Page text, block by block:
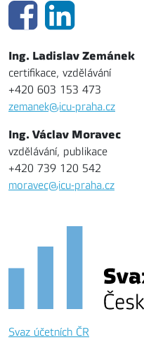
Ing. Ladislav Zemánek
certifikace, vzdělávání
+420 603 153 473
zemanek@icu-praha.cz
Ing. Václav Moravec
vzdělávání, publikace
+420 739 120 542
moravec@icu-praha.cz
Svaz účetních ČR